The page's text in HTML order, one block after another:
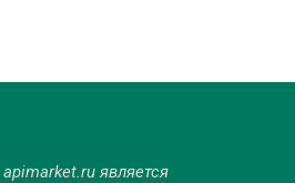
apimarket.ruявляется